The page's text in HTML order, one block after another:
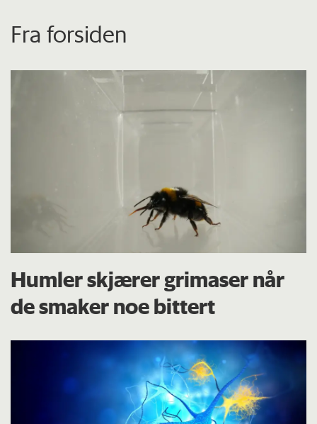
Fra forsiden
Humler skjærer grimaser når
de smaker noe bittert